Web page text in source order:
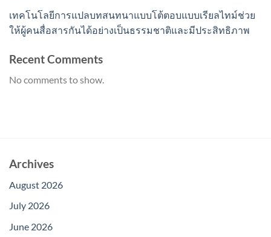
เทคโนโลยีการแปลบทสนทนาแบบโต้ตอบแบบเรียลไทม์ช่วย
ให้ผู้คนสื่อสารกันได้อย่างเป็นธรรมชาติและมีประสิทธิภาพ
Recent Comments
No comments to show.
Archives
August 2026
July 2026
June 2026